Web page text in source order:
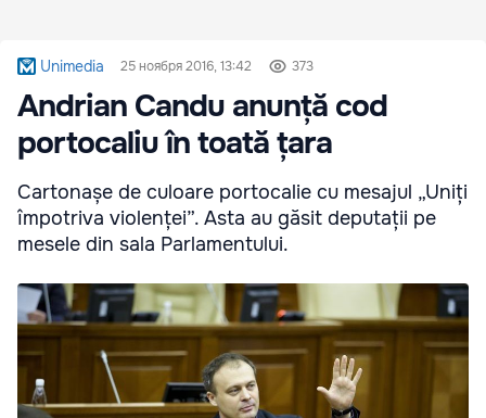
Unimedia 25 ноября 2016, 13:42 373
Andrian Candu anunță cod
portocaliu în toată țara
Cartonașe de culoare portocalie cu mesajul „Uniți
împotriva violenței”. Asta au găsit deputații pe
mesele din sala Parlamentului.